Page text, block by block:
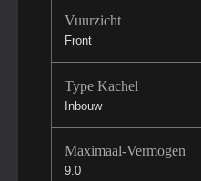
Vuurzicht
Front
Type Kachel
Inbouw
Maximaal-Vermogen
9.0